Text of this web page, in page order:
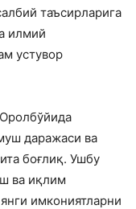
таъсирларига
илмий
устувор
даражаси ва
боғлиқ. Ушбу
ва иқлим
имкониятларни